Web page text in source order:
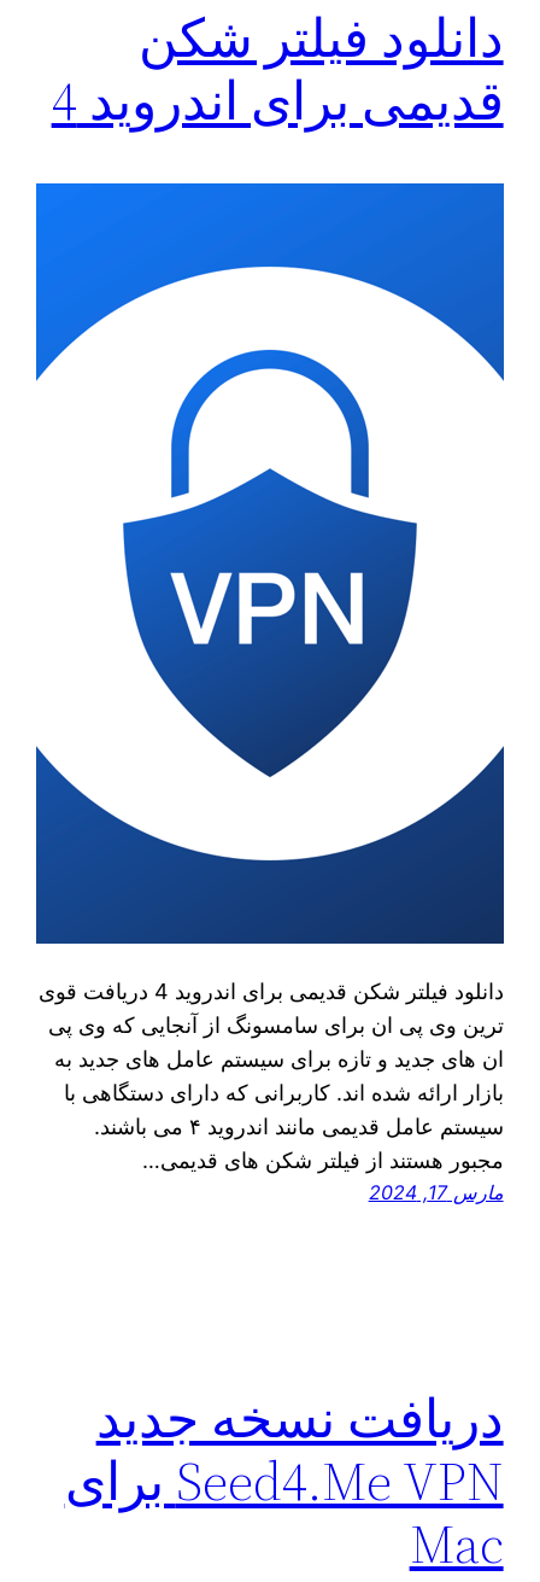
دانلود فیلتر شکن
قدیمی برای اندروید 4
دانلود فیلتر شکن قدیمی برای اندروید 4 دریافت قوی
ترین وی پی ان برای سامسونگ از آنجایی که وی پی
ان‌ های جدید و تازه برای سیستم عامل‌ های جدید به
بازار ارائه شده‌ اند. کاربرانی که دارای دستگاهی با
سیستم عامل قدیمی مانند اندروید ۴ می‌ باشند.
مجبور هستند از فیلتر شکن ‌های قدیمی…
مارس 17, 2024
دریافت نسخه جدید
Seed4.Me VPN برای
‌Mac